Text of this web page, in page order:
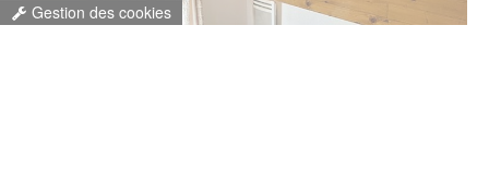
Gestion des cookies